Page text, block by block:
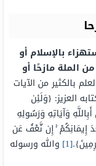
بالإسلام أو
الملة مازحًا أو
بالكثير من الآيات
العزيز: {وَلَئِن
وَآيَاتِهِ وَرَسُولِهِ
إِيمَانِكُمْ ۚ إِن نَّعْفُ عَن
[1]
والله ورسوله